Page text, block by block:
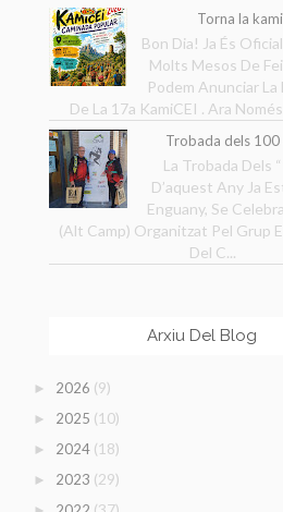
Torna la
Bon Dia! Ja És
Molts Mesos De
Podem Anunciar La
De La 17a KamiCEI . Ara
Trobada dels 100
La Trobada Dels
D’aquest Any Ja
Enguany, Se
(Alt Camp) Organitzat Pel Grup
Del C...
Arxiu Del Blog
► 2026 (9)
► 2025 (10)
► 2024 (18)
► 2023 (29)